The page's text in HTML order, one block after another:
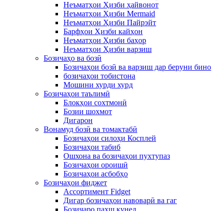
Неъматҳои Ҳизби ҳайвонот
Неъматҳои Ҳизби Mermaid
Неъматҳои Ҳизби Пайрэйт
Барфҳои Ҳизби кайҳон
Неъматҳои Ҳизби баҳор
Неъматҳои Ҳизби варзиш
Бозичаҳо ва бозӣ
Бозичаҳои бозӣ ва варзиш дар беруни бино
бозичаҳои тобистона
Мошини хурди хурд
Бозичаҳои таълимӣ
Блокҳои сохтмонӣ
Бозии шохмот
Дигарон
Вонамуд бозӣ ва томактабӣ
Бозичаҳои силоҳи Косплей
Бозичаҳои табиб
Ошхона ва бозичаҳои пухтупаз
Бозичаҳои ороишӣ
Бозичаҳои асбобҳо
Бозичаҳои фиджет
Ассортимент Fidget
Дигар бозичаҳои навоварӣ ва гаг
Бозичаро пахш кунед